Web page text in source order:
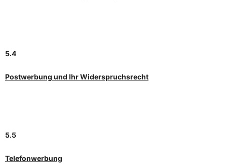
5.4
Postwerbung und Ihr Widerspruchsrecht
5.5
Telefonwerbung